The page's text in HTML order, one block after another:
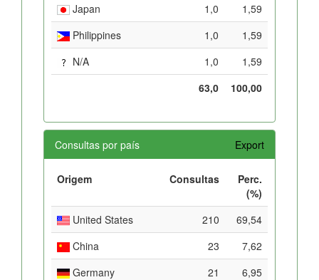
Japan
1,0
1,59
Philippines
1,0
1,59
N/A
1,0
1,59
63,0
100,00
Consultas por país Export
Origem Consultas
Perc.
(%)
United States
210
69,54
China
23
7,62
Germany
21
6,95